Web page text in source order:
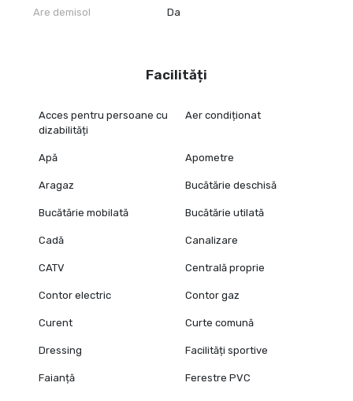
Are demisol Da
Facilități
Acces pentru persoane cu
dizabilități
Aer condiționat
Apă Apometre
Aragaz Bucătărie deschisă
Bucătărie mobilată Bucătărie utilată
Cadă Canalizare
CATV Centrală proprie
Contor electric Contor gaz
Curent Curte comună
Dressing Facilități sportive
Faianță Ferestre PVC